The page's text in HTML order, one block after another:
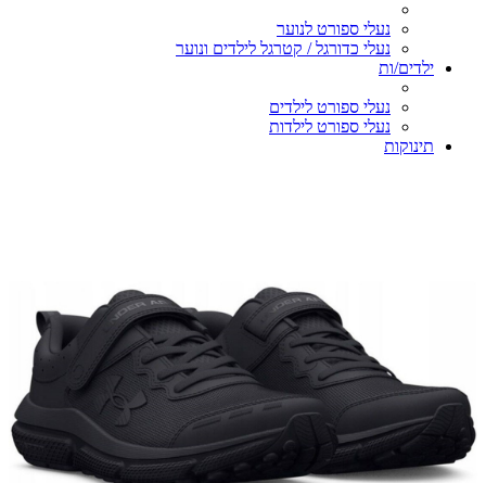
נעלי ספורט לנוער
נעלי כדורגל / קטרגל לילדים ונוער
ילדים/ות
נעלי ספורט לילדים
נעלי ספורט לילדות
תינוקות